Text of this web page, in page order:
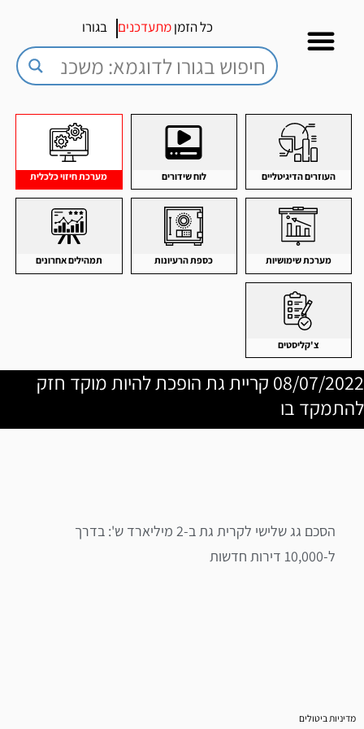
כל הזמןמתעדכנים בגורו
העוזרים הדיגיטליים לוח שידורים מערכת חיזוי כלכלית
מערכת שימושיות כספת הרעיונות תמהילים אחרונים
צ'קליסטים
08/07/2022 קריית גת הופכת להיות מוקד חזק
להתמקד בו
הסכם גג שלישי לקרית גת ב-2 מיליארד ש': בדרך
ל-10,000 דירות חדשות
מדיניות ביטולים